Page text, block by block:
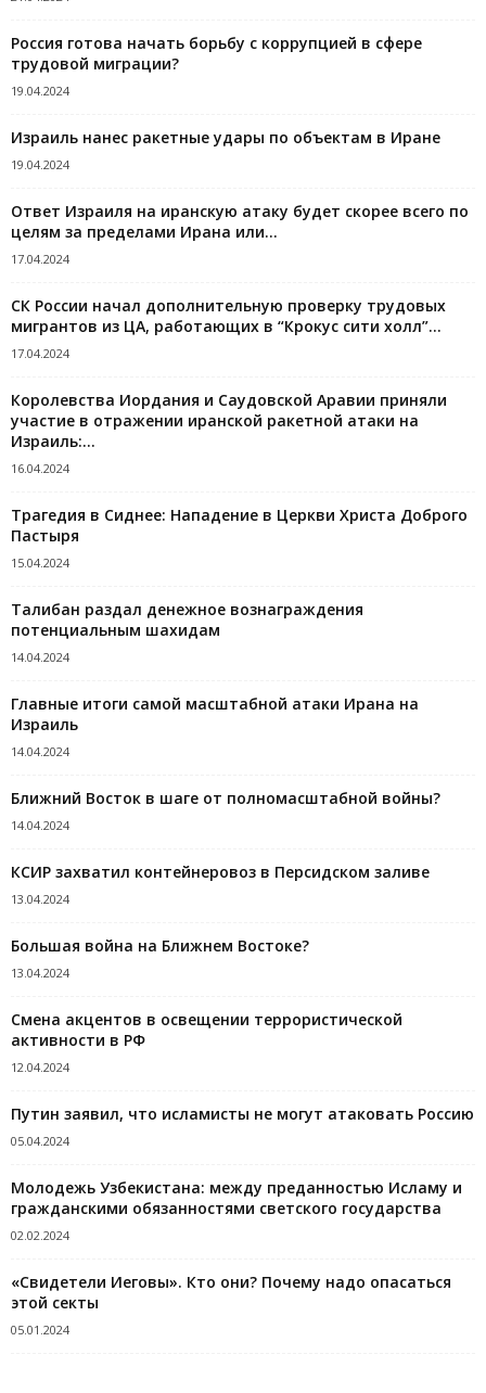
Россия готова начать борьбу с коррупцией в сфере
трудовой миграции?
19.04.2024
Израиль нанес ракетные удары по объектам в Иране
19.04.2024
Ответ Израиля на иранскую атаку будет скорее всего по
целям за пределами Ирана или…
17.04.2024
СК России начал дополнительную проверку трудовых
мигрантов из ЦА, работающих в “Крокус сити холл”...
17.04.2024
Королевства Иордания и Саудовской Аравии приняли
участие в отражении иранской ракетной атаки на
Израиль:...
16.04.2024
Трагедия в Сиднее: Нападение в Церкви Христа Доброго
Пастыря
15.04.2024
Талибан раздал денежное вознаграждения
потенциальным шахидам
14.04.2024
Главные итоги самой масштабной атаки Ирана на
Израиль
14.04.2024
Ближний Восток в шаге от полномасштабной войны?
14.04.2024
КСИР захватил контейнеровоз в Персидском заливе
13.04.2024
Большая война на Ближнем Востоке?
13.04.2024
Смена акцентов в освещении террористической
активности в РФ
12.04.2024
Путин заявил, что исламисты не могут атаковать Россию
05.04.2024
Молодежь Узбекистана: между преданностью Исламу и
гражданскими обязанностями светского государства
02.02.2024
«Свидетели Иеговы». Кто они? Почему надо опасаться
этой секты
05.01.2024